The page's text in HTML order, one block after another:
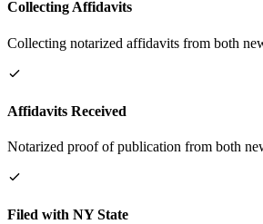
Collecting Affidavits
Collecting notarized affidavits from both
Affidavits Received
Notarized proof of publication from both
Filed with NY State